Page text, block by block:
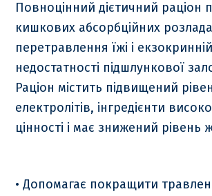
Повноцінний дієтичний раціон
кишкових абсорбційних
перетравлення їжі і екзокринній
недостатності підшлункової
Раціон містить підвищений
електролітів, інгредієнти
цінності і має знижений рівень
• Допомагає покращити